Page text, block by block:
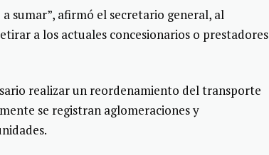
sumar”, afirmó el secretario general, al
a los actuales concesionarios o prestadores
realizar un reordenamiento del transporte
se registran aglomeraciones y